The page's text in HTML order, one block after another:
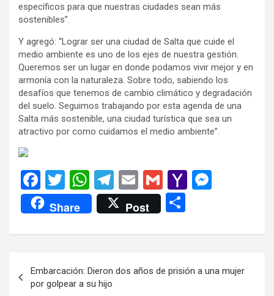
específicos para que nuestras ciudades sean más
sostenibles”.
Y agregó: “Lograr ser una ciudad de Salta que cuide el
medio ambiente es uno de los ejes de nuestra gestión.
Queremos ser un lugar en donde podamos vivir mejor y en
armonía con la naturaleza. Sobre todo, sabiendo los
desafíos que tenemos de cambio climático y degradación
del suelo. Seguimos trabajando por esta agenda de una
Salta más sostenible, una ciudad turística que sea un
atractivo por como cuidamos el medio ambiente”.
F
a
ce
b
o
T
wi
tt
er
W
h
at
s
p
T
el
e
gr
m
E
m
ail
G
m
ail
Y
o
M
n
er
Share Post
m
p
ar
de
Embarcación: Dieron dos años de prisión a una mujer
por golpear a su hijo